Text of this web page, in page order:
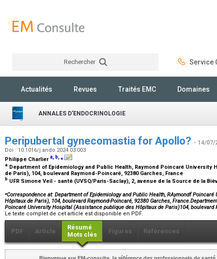
Rechercher Service
Actualités Revues Traités EMC Domaines
ANNALES D'ENDOCRINOLOGIE
Peripubertal gynecomastia for Apollo? - 14/07/
Doi : 10.1016/j.ando.2024.03.003
Philippe Charliera, b,⁎
a Department of Epidemiology and Public Health, Raymond Poincaré
de Paris), 104, boulevard Raymond-Poincaré, 92380 Garches, France
b UFR Simone Veil - santé (UVSQ/Paris-Saclay), 2, avenue de la Source de la
⁎Correspondence at: Department of Epidemiology and Public Health, RAymondf
Hôpitaux de Paris), 104, boulevard Raymond-Poincaré, 92380 Garches,
Poincaré University Hospital (Assistance publique des Hôpitaux de Paris)104, boulevard
Le texte complet de cet article est disponible en PDF.
PDF Article
Résumé
Mots clés
Figures Références